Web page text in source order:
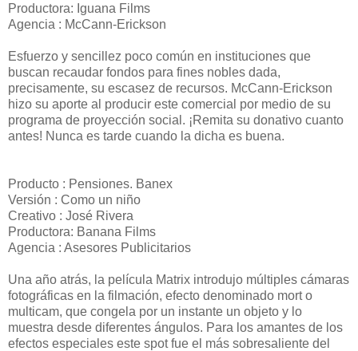
Productora: Iguana Films
Agencia : McCann-Erickson
Esfuerzo y sencillez poco común en instituciones que
buscan recaudar fondos para fines nobles dada,
precisamente, su escasez de recursos. McCann-Erickson
hizo su aporte al producir este comercial por medio de su
programa de proyección social. ¡Remita su donativo cuanto
antes! Nunca es tarde cuando la dicha es buena.
Producto : Pensiones. Banex
Versión : Como un niño
Creativo : José Rivera
Productora: Banana Films
Agencia : Asesores Publicitarios
Una año atrás, la película Matrix introdujo múltiples cámaras
fotográficas en la filmación, efecto denominado mort o
multicam, que congela por un instante un objeto y lo
muestra desde diferentes ángulos. Para los amantes de los
efectos especiales este spot fue el más sobresaliente del